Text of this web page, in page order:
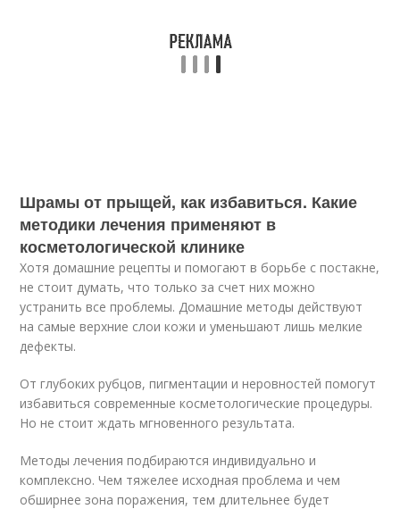
Шрамы от прыщей, как избавиться. Какие
методики лечения применяют в
косметологической клинике
Хотя домашние рецепты и помогают в борьбе с постакне,
не стоит думать, что только за счет них можно
устранить все проблемы. Домашние методы действуют
на самые верхние слои кожи и уменьшают лишь мелкие
дефекты.
От глубоких рубцов, пигментации и неровностей помогут
избавиться современные косметологические процедуры.
Но не стоит ждать мгновенного результата.
Методы лечения подбираются индивидуально и
комплексно. Чем тяжелее исходная проблема и чем
обширнее зона поражения, тем длительнее будет